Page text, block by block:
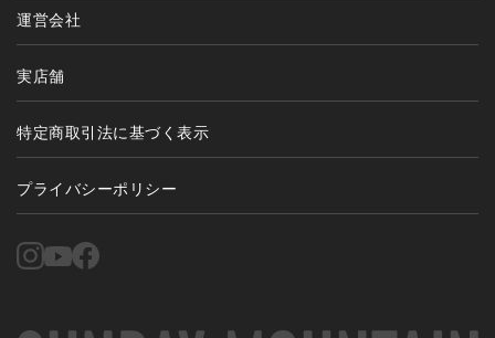
運営会社
実店舗
特定商取引法に基づく表示
プライバシーポリシー